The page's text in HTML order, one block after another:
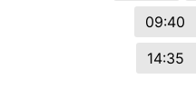
09:40
14:35